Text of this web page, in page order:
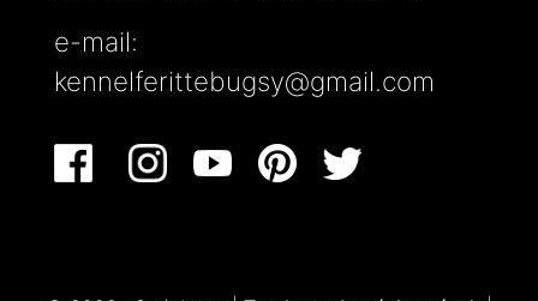
e-mail:
kennelferittebugsy@gmail.com